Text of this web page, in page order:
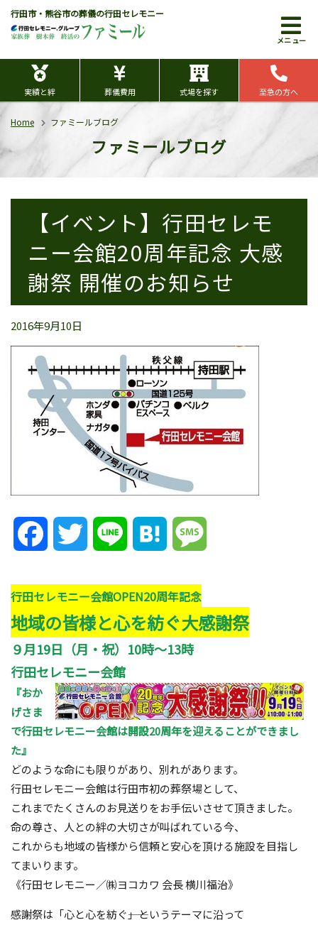
行田市・熊谷市の葬儀の行田セレモニー
メニュー
実績と絆 葬儀費用 式場を探す 至急の方へ
Home ファミールブログ
ファミールブログ
【イベント】行田セレモ
ニー会館20周年記念 大感
謝祭 開催のお知らせ
2016年9月10日
FacebookTwitter Line Hatena
行田セレモニー会館OPEN20周年記念
地域の皆様と心を紡ぐ大感謝祭
９月19日（月・祝）10時～13時
行田セレモニー会館
『おか
げさま
で行田セレモニー会館は開設20周年を迎えることができまし
た』
どのような命にも限りがあり、別れがあります。
行田セレモニー会館は行田市初の葬祭場として、
これまでたくさんのお見送りをお手伝いさせて頂きました。
命の尊さ、人との絆の大切さが叫ばれている今、
これからも地域の皆様から信頼と安心を頂ける施設を目指し
てまいります。
《行田セレモニー／㈱ヨコカワ 会長 横川福治》
感謝祭は「心と心を紡ぐ――」というテーマに沿って